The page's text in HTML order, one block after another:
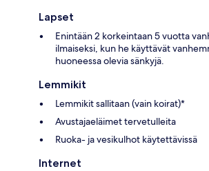
Lapset
Enintään 2 korkeintaan 5 vuotta
ilmaiseksi, kun he käyttävät
huoneessa olevia sänkyjä.
Lemmikit
Lemmikit sallitaan (vain koirat)*
Avustajaeläimet tervetulleita
Ruoka- ja vesikulhot käytettävissä
Internet